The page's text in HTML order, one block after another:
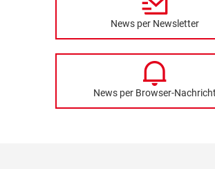
News per Newsletter
News per Browser-Nachricht